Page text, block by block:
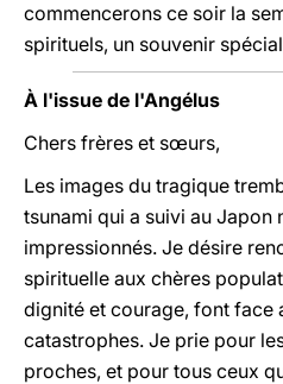
commencerons ce soir la
spirituels, un souvenir
À l'issue de l'Angélus
Chers frères et sœurs,
Les images du tragique
tsunami qui a suivi au Japon
impressionnés. Je désire
spirituelle aux chères
dignité et courage, font face
catastrophes. Je prie pour
proches, et pour tous ceux